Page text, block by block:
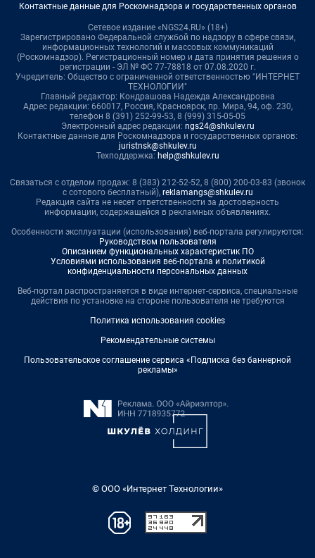
Контактные данные для Роскомнадзора и государственных органов
Сетевое издание «NGS24.RU» (18+)
Зарегистрировано Федеральной службой по надзору в сфере связи,
информационных технологий и массовых коммуникаций
(Роскомнадзор). Регистрационный номер и дата принятия решения о
регистрации - ЭЛ № ФС 77-78818 от 07.08.2020 г.
Учредитель: Общество с ограниченной ответственностью "ИНТЕРНЕТ
ТЕХНОЛОГИИ"
Главный редактор: Кондрашова Надежда Александровна
Адрес редакции: 660017, Россия, Красноярск, пр. Мира, 94, оф. 230,
телефон 8 (391) 252-99-53, 8 (999) 315-05-05
Электронный адрес редакции: ngs24@shkulev.ru
Контактные данные для Роскомнадзора и государственных органов:
juristnsk@shkulev.ru
Техподдержка: help@shkulev.ru
Связаться с отделом продаж: 8 (383) 212-52-52, 8 (800) 200-03-83 (звонок
с сотового бесплатный), reklamangs@shkulev.ru
Редакция сайта не несет ответственности за достоверность
информации, содержащейся в рекламных объявлениях.
Особенности эксплуатации (использования) веб-портала регулируются:
Руководством пользователя
Описанием функциональных характеристик ПО
Условиями использования веб-портала и политикой
конфиденциальности персональных данных
Веб-портал распространяется в виде интернет-сервиса, специальные
действия по установке на стороне пользователя не требуются
Политика использования cookies
Рекомендательные системы
Пользовательское соглашение сервиса «Подписка без баннерной
рекламы»
© ООО «Интернет Технологии»